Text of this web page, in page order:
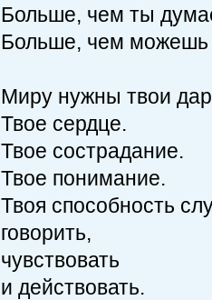
Больше, чем ты
Больше, чем можешь
Миру нужны твои
Твое сердце.
Твое сострадание.
Твое понимание.
Твоя способность
говорить,
чувствовать
и действовать.